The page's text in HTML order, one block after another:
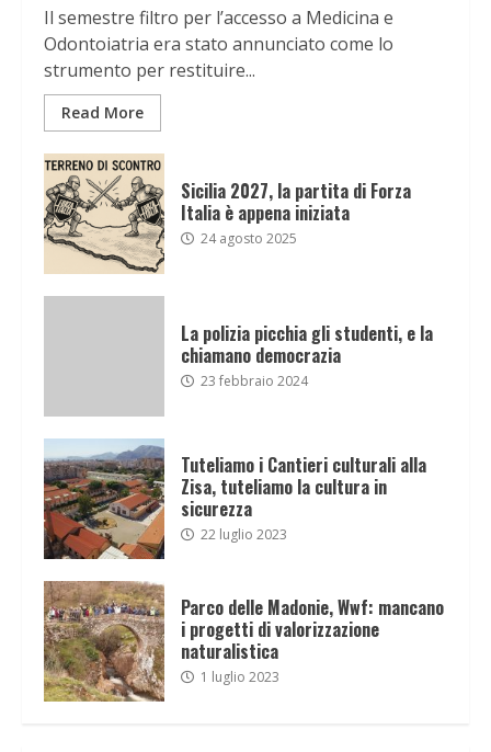
Il semestre filtro per l’accesso a Medicina e
Odontoiatria era stato annunciato come lo
strumento per restituire...
Read More
Sicilia 2027, la partita di Forza
Italia è appena iniziata
24 agosto 2025
La polizia picchia gli studenti, e la
chiamano democrazia
23 febbraio 2024
Tuteliamo i Cantieri culturali alla
Zisa, tuteliamo la cultura in
sicurezza
22 luglio 2023
Parco delle Madonie, Wwf: mancano
i progetti di valorizzazione
naturalistica
1 luglio 2023